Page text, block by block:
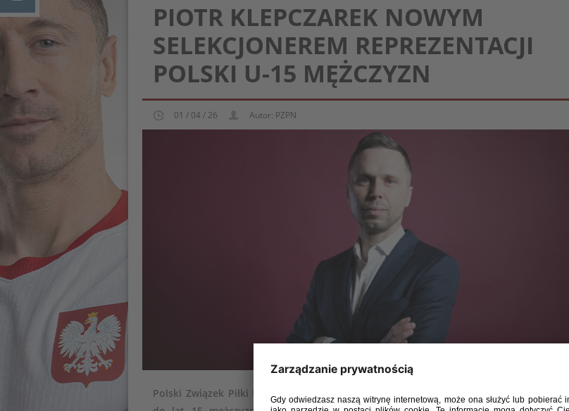
PIOTR KLEPCZAREK NOWYM
SELEKCJONEREM REPREZENTACJI
POLSKI U-15 MĘŻCZYZN
01 / 04 / 26 Autor: PZPN
Polski Związek Piłki Nożnej informuje, że nowym selekcjonerem reprezentacji Polski